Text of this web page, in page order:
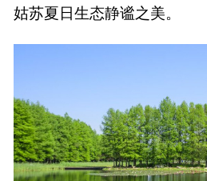
姑苏夏日生态静谧之美。